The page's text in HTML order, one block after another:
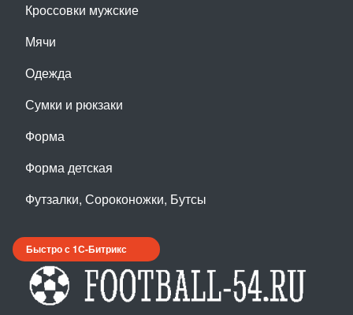
Кроссовки мужские
Мячи
Одежда
Сумки и рюкзаки
Форма
Форма детская
Футзалки, Сороконожки, Бутсы
Быстро с 1С-Битрикс